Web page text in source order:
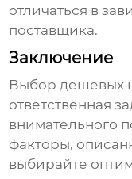
отличаться в
поставщика.
Заключение
Выбордешевых
ответственная
внимательного
факторы,
выбирайте